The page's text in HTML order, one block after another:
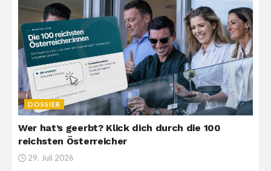
DOSSIER
Wer hat’s geerbt? Klick dich durch die 100
reichsten Österreicher
29. Juli 2026